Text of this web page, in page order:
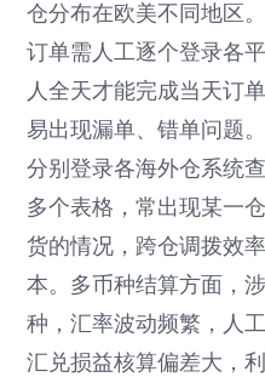
仓分布在欧美不同地区
订单需人工逐个登录各
人全天才能完成当天订
易出现漏单、错单问题
分别登录各海外仓系统
多个表格，常出现某一
货的情况，跨仓调拨效
本。多币种结算方面，
种，汇率波动频繁，人
汇兑损益核算偏差大，